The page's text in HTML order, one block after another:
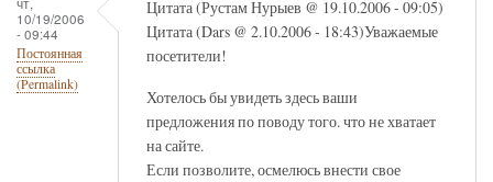
10/19/2006
- 09:44
Постоянная
ссылка
(Permalink)
Цитата (Рустам Нурыев @ 19.10.2006 - 09:05)
Цитата (Dars @ 2.10.2006 - 18:43)Уважаемые
посетители!
Хотелось бы увидеть здесь ваши
предложения по поводу того. что не хватает
на сайте.
Если позволите, осмелюсь внести свое